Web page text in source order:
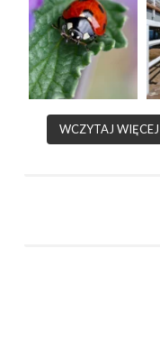
WCZYTAJ WIĘCEJ